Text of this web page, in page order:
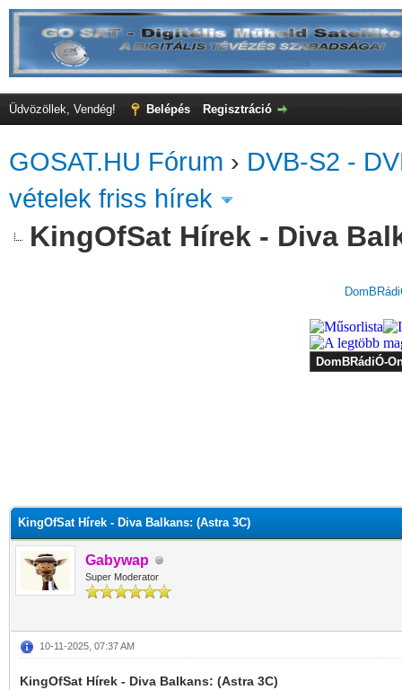
Üdvözöllek, Vendég! Belépés Regisztráció
GOSAT.HU Fórum › DVB-S2 -
vételek friss hírek
KingOfSat Hírek - Diva
KingOfSat Hírek - Diva Balkans: (Astra 3C)
Gabywap
Super Moderator
10-11-2025, 07:37 AM
KingOfSat Hírek - Diva Balkans: (Astra 3C)